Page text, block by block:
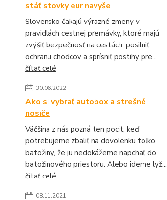
stáť stovky eur navyše
Slovensko čakajú výrazné zmeny v
pravidlách cestnej premávky, ktoré majú
zvýšiť bezpečnosť na cestách, posilniť
ochranu chodcov a sprísniť postihy pre...
čítať celé
30.06.2022
Ako si vybrať autobox a strešné
nosiče
Väčšina z nás pozná ten pocit, keď
potrebujeme zbaliť na dovolenku toľko
batožiny, že ju nedokážeme napchať do
batožinového priestoru. Alebo ideme lyž...
čítať celé
08.11.2021